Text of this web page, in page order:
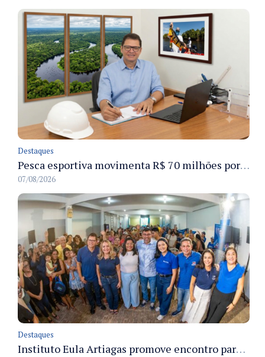
Destaques
Pesca esportiva movimenta R$ 70 milhões por ano e ganha espaço na economia sustentável do Amazonas
07/08/2026
Destaques
Instituto Eula Artiagas promove encontro para discutir melhorias para o bairro Petrópolis